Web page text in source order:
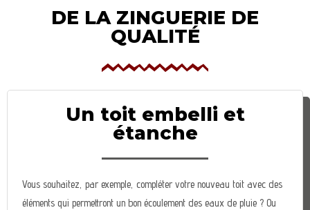
DE LA ZINGUERIE DE
QUALITÉ
Un toit embelli et
étanche
Vous souhaitez, par exemple, compléter votre nouveau toit avec des
éléments qui permettront un bon écoulement des eaux de pluie ? Ou